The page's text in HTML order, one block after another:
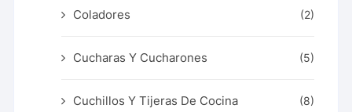
Coladores (2)
Cucharas Y Cucharones (5)
Cuchillos Y Tijeras De Cocina (8)